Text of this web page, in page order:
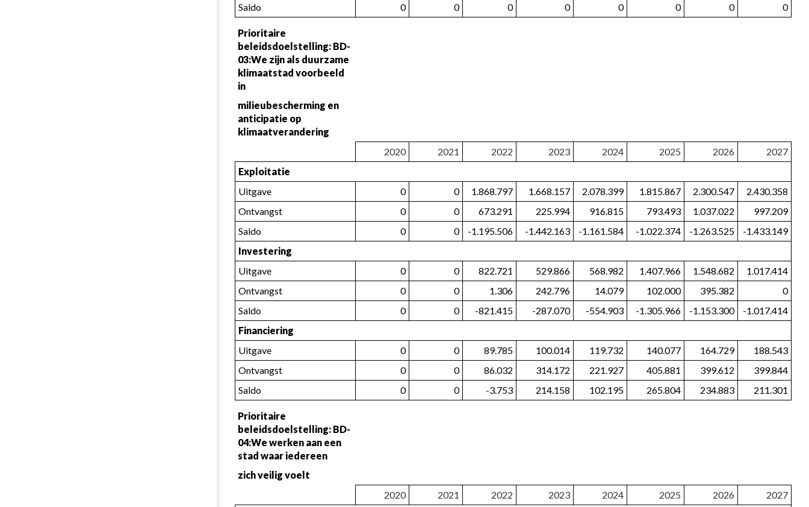
Saldo
0 0 0 0 0 0 0 0
Prioritaire
beleidsdoelstelling: BD-
03:We zijn als duurzame
klimaatstad voorbeeld
in
milieubescherming en
anticipatie op
klimaatverandering
2020
2021 2022 2023 2024 2025 2026
2027
Exploitatie
Uitgave
0 0 1.868.797 1.668.157 2.078.399 1.815.867 2.300.547
2.430.358
Ontvangst
0 0 673.291 225.994 916.815 793.493 1.037.022
997.209
Saldo
0 0 -1.195.506 -1.442.163 -1.161.584 -1.022.374 -1.263.525
-1.433.149
Investering
Uitgave
0 0 822.721 529.866 568.982 1.407.966 1.548.682
1.017.414
Ontvangst
0 0 1.306 242.796 14.079 102.000 395.382
0
Saldo
0 0 -821.415 -287.070 -554.903 -1.305.966 -1.153.300
-1.017.414
Financiering
Uitgave
0 0 89.785 100.014 119.732 140.077 164.729
188.543
Ontvangst
0 0 86.032 314.172 221.927 405.881 399.612
399.844
Saldo
0 0 -3.753 214.158 102.195 265.804 234.883 211.301
Prioritaire
beleidsdoelstelling: BD-
04:We werken aan een
stad waar iedereen
zich veilig voelt
2020
2021 2022 2023 2024 2025 2026
2027